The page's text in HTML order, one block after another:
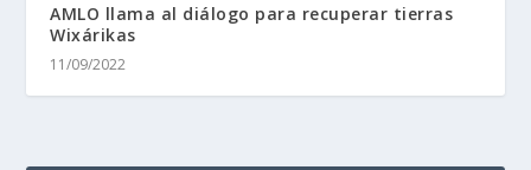
AMLO llama al diálogo para recuperar tierras
Wixárikas
11/09/2022